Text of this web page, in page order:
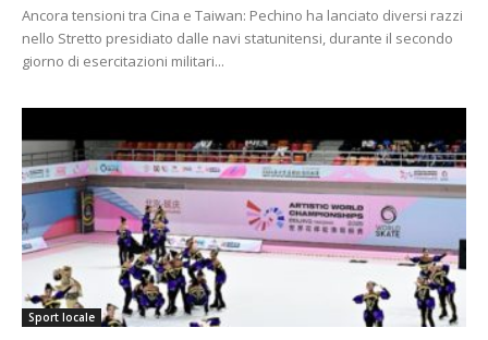
Ancora tensioni tra Cina e Taiwan: Pechino ha lanciato diversi razzi
nello Stretto presidiato dalle navi statunitensi, durante il secondo
giorno di esercitazioni militari...
Sport locale